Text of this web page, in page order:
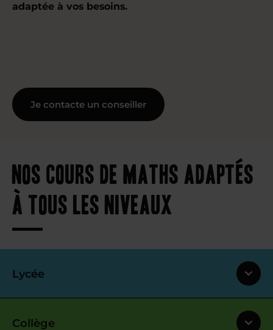
adaptée à vos besoins.
Je contacte un conseiller
Nos cours de maths adaptés
à tous les niveaux
Lycée
Collège